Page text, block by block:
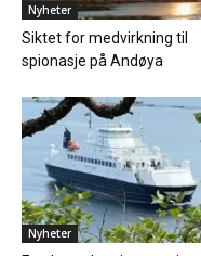
Nyheter
Siktet for medvirkning til
spionasje på Andøya
Nyheter